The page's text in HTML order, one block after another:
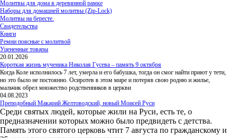
Молитвы для дома в деревянной рамке
Наборы для домашней молитвы (Zip-Lock)
Молитвы на бересте.
Свидетельства
Книги
Ремни поясные с молитвой
Уцененные товары
20.01.2026
Короткая жизнь мученика Николая Гусева – память 9 октября
Когда Коле исполнилось 7 лет, умерла и его бабушка, тогда он смог найти приют у тети,
но это было не постоянно. Осиротев в этом мире и потеряв свою родню и жилье,
мальчик обрел множество родственников в церкви
04.08.2023
Преподобный Макарий Желтоводский, новый Моисей Руси
Среди святых людей, которые жили на Руси, есть те, о
предназначении которых можно было предвидеть с детства.
Память этого святого церковь чтит 7 августа по гражданскому и